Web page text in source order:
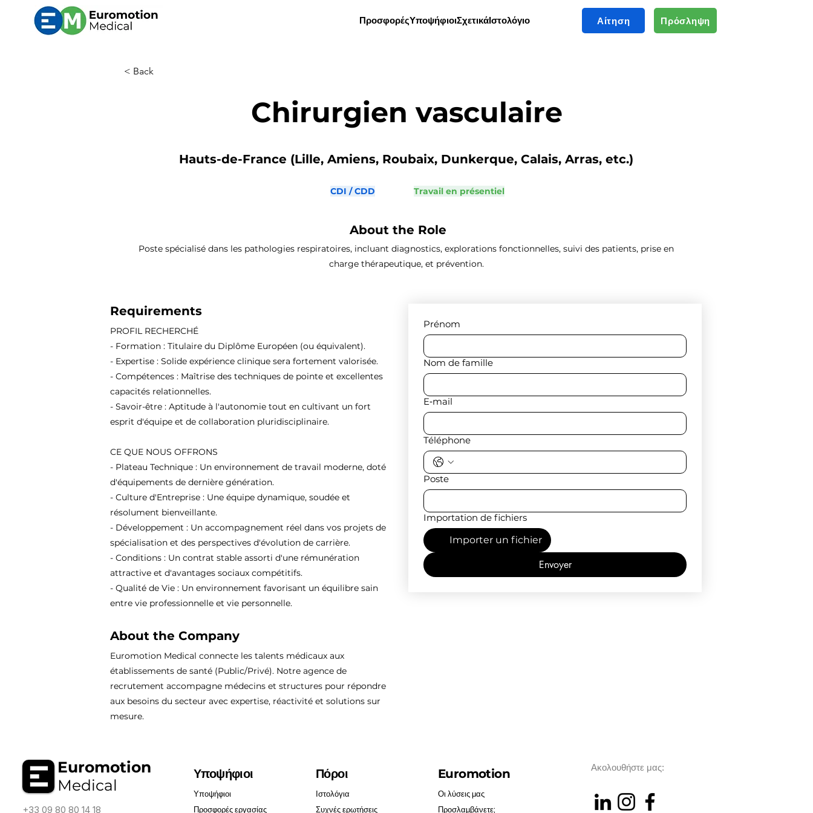
ΠροσφορέςΥποψήφιοιΣχετικάΙστολόγιο Αίτηση Πρόσληψη
< Back
Chirurgien vasculaire
Hauts-de-France (Lille, Amiens, Roubaix, Dunkerque, Calais, Arras, etc.)
CDI / CDD Travail en présentiel
About the Role
Poste spécialisé dans les pathologies respiratoires, incluant diagnostics, explorations fonctionnelles, suivi des patients, prise en
charge thérapeutique, et prévention.
Requirements
PROFIL RECHERCHÉ
- Formation : Titulaire du Diplôme Européen (ou équivalent).
- Expertise : Solide expérience clinique sera fortement valorisée.
- Compétences : Maîtrise des techniques de pointe et excellentes
capacités relationnelles.
- Savoir-être : Aptitude à l'autonomie tout en cultivant un fort
esprit d'équipe et de collaboration pluridisciplinaire.
CE QUE NOUS OFFRONS
- Plateau Technique : Un environnement de travail moderne, doté
d'équipements de dernière génération.
- Culture d'Entreprise : Une équipe dynamique, soudée et
résolument bienveillante.
- Développement : Un accompagnement réel dans vos projets de
spécialisation et des perspectives d'évolution de carrière.
- Conditions : Un contrat stable assorti d'une rémunération
attractive et d'avantages sociaux compétitifs.
- Qualité de Vie : Un environnement favorisant un équilibre sain
entre vie professionnelle et vie personnelle.
About the Company
Euromotion Medical connecte les talents médicaux aux
établissements de santé (Public/Privé). Notre agence de
recrutement accompagne médecins et structures pour répondre
aux besoins du secteur avec expertise, réactivité et solutions sur
mesure.
Prénom
Nom de famille
E‑mail
Téléphone
Poste
Importation de fichiers
Importer un fichier
Envoyer
Euromotion
Medical
+33 09 80 80 14 18
Υποψήφιοι
Υποψήφιοι
Προσφορές εργασίας
Πόροι
Ιστολόγια
Συχνές ερωτήσεις
Euromotion
Οι λύσεις μας
Προσλαμβάνετε;
Ακολουθήστε μας: